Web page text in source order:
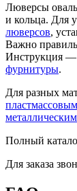
Люверсы
и кольца. Для
люверсов,
Важно
Инструкция —
фурнитуры.
Для разных
Полный
Для заказа